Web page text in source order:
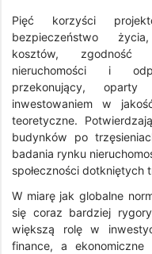
Pięć korzyści
bezpieczeństwo
kosztów, zgodność
nieruchomości i
przekonujący,
inwestowaniem w
teoretyczne.
budynków po
badania rynku
społeczności dotkniętych
W miarę jak globalne
się coraz bardziej
większą rolę w
finance, a ekonomiczne